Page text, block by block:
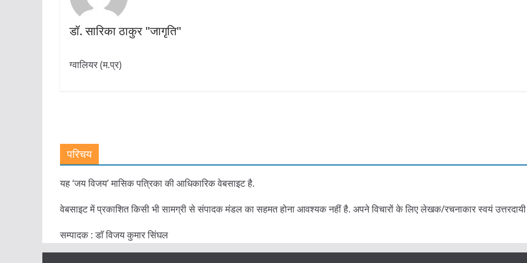
डॉ. सारिका ठाकुर "जागृति"
ग्वालियर (म.प्र)
परिचय
यह ‘जय विजय’ मासिक पत्रिका की आधिकारिक वेबसाइट है.
वेबसाइट में प्रकाशित किसी भी सामग्री से संपादक मंडल का सहमत होना आवश्यक नहीं है. अपने विचारों के लिए लेखक/रचनाकार स्वयं
सम्पादक : डाॅ विजय कुमार सिंघल